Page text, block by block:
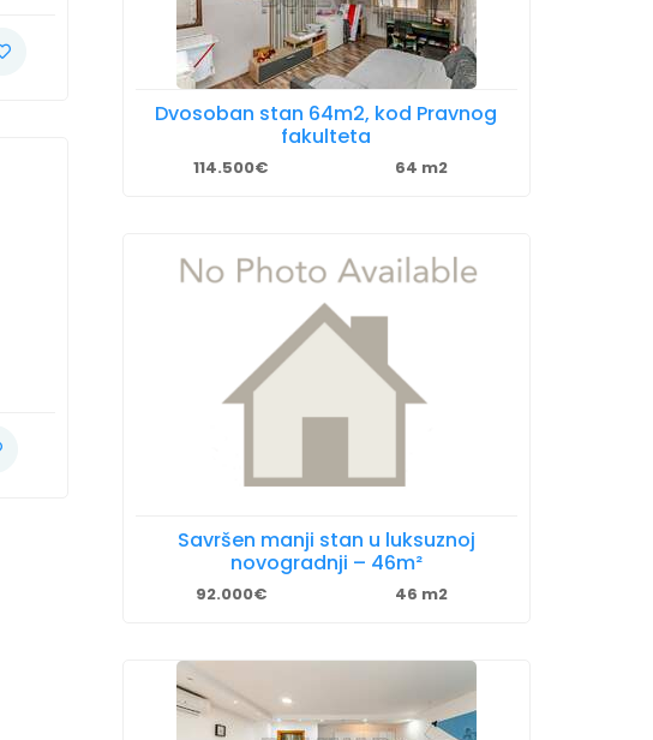
Dvosoban stan 64m2, kod Pravnog
fakulteta
114.500€ 64 m2
Savršen manji stan u luksuznoj
novogradnji – 46m²
92.000€ 46 m2